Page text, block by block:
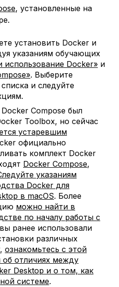
, установленные на
установить Docker и
указаниям обучающих
использование Docker» и
. Выберите
и следуйте
Docker Compose был
Toolbox, но сейчас
устаревшим
официально
комплект Docker
Docker Compose,
указаниям
Docker для
в macOS. Более
можно найти в
по началу работы с
ранее использовали
различных
ознакомьтесь с этой
об отличиях между
Desktop и о том, как
системе.